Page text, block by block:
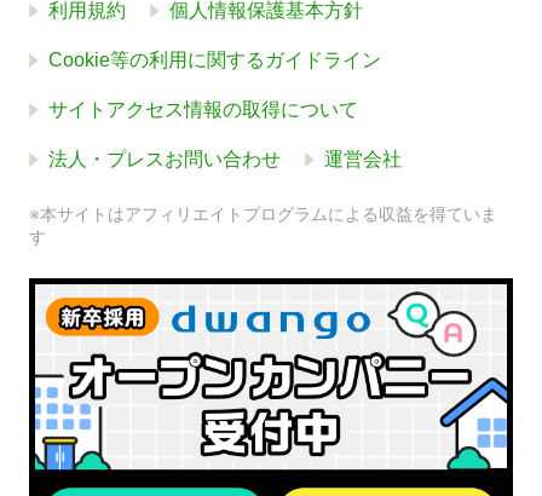
利用規約 個人情報保護基本方針
Cookie等の利用に関するガイドライン
サイトアクセス情報の取得について
法人・プレスお問い合わせ 運営会社
※本サイトはアフィリエイトプログラムによる収益を得ていま
す